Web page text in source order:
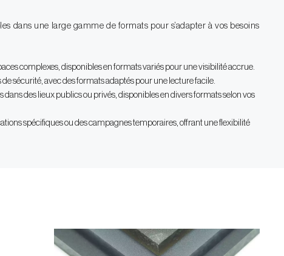
dans une large gamme de formats pour s’adapter à vos besoins
complexes, disponibles en formats variés pour une visibilité accrue.
sécurité, avec des formats adaptés pour une lecture facile.
des lieux publics ou privés, disponibles en divers formats selon vos
spécifiques ou des campagnes temporaires, offrant une flexibilité